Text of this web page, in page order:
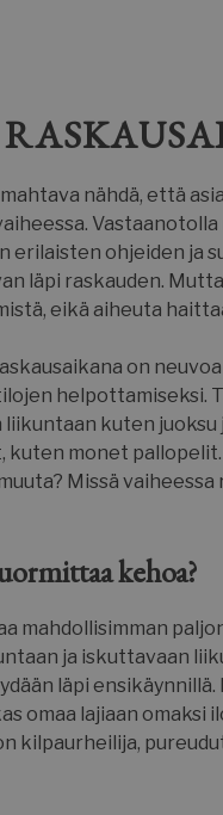
nähdä, että
erilaisten ohjeiden ja
läpi raskauden.
eikä aiheuta
on
helpottamiseksi.
kuten juoksu
kuten monet
Missä
kehoa?
mahdollisimman
ja iskuttavaan
läpi
omaa lajiaan
kilpaurheilija,